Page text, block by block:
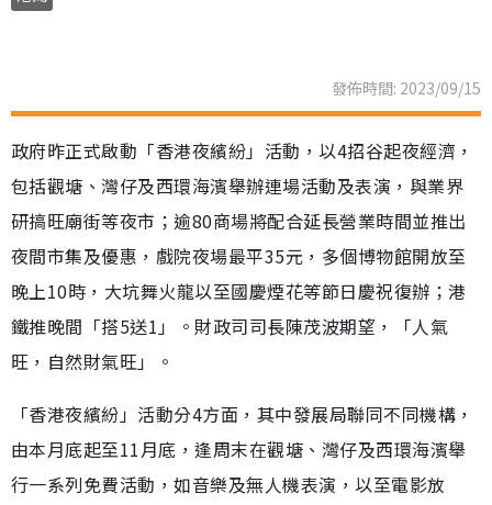
發佈時間: 2023/09/15
政府昨正式啟動「香港夜繽紛」活動，以4招谷起夜經濟，
包括觀塘、灣仔及西環海濱舉辦連場活動及表演，與業界
研搞旺廟街等夜市；逾80商場將配合延長營業時間並推出
夜間市集及優惠，戲院夜場最平35元，多個博物館開放至
晚上10時，大坑舞火龍以至國慶煙花等節日慶祝復辦；港
鐵推晚間「搭5送1」。財政司司長陳茂波期望，「人氣
旺，自然財氣旺」。
「香港夜繽紛」活動分4方面，其中發展局聯同不同機構，
由本月底起至11月底，逢周末在觀塘、灣仔及西環海濱舉
行一系列免費活動，如音樂及無人機表演，以至電影放